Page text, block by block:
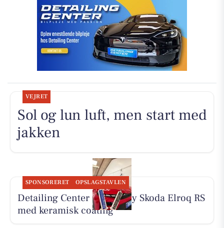
VEJRET
Sol og lun luft, men start med
jakken
SPONSORERET OPSLAGSTAVLEN
Detailing Center klargør ny Skoda Elroq RS
med keramisk coating